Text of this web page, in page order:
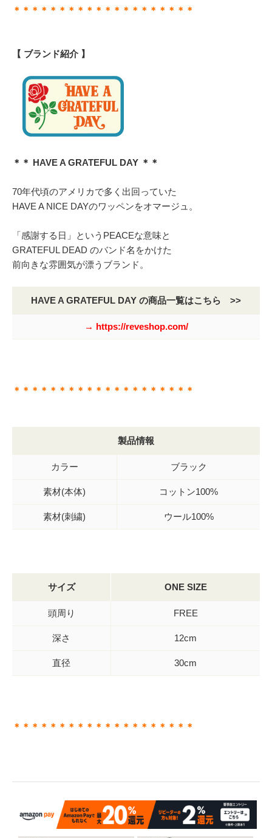
＊＊＊＊＊＊＊＊＊＊＊＊＊＊＊＊＊＊＊＊
【 ブランド紹介 】
＊＊ HAVE A GRATEFUL DAY ＊＊
70年代頃のアメリカで多く出回っていた
HAVE A NICE DAYのワッペンをオマージュ。
「感謝する日」というPEACEな意味と
GRATEFUL DEAD のバンド名をかけた
前向きな雰囲気が漂うブランド。
HAVE A GRATEFUL DAY の商品一覧はこちら >>
→ https://reveshop.com/
＊＊＊＊＊＊＊＊＊＊＊＊＊＊＊＊＊＊＊＊
製品情報
カラー ブラック
素材(本体) コットン100%
素材(刺繍) ウール100%
サイズ ONE SIZE
頭周り FREE
深さ 12cm
直径 30cm
＊＊＊＊＊＊＊＊＊＊＊＊＊＊＊＊＊＊＊＊